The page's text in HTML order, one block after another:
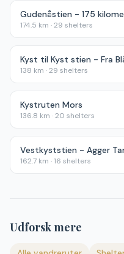
Gudenåstien - 175
174.5 km ·29 shelters
Kyst til Kyst stien - Fra
138 km ·29 shelters
Kystruten Mors
136.8 km ·20 shelters
Vestkyststien - Agger
162.7 km · 16 shelters
Udforsk mere